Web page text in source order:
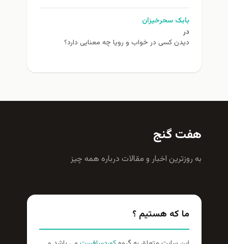
بابک سحرخیزان
در
دیدن کسی در خواب و رویا چه معنایی دارد؟
هفت گنج
به روزترين اخبار و مقالات درباره همه چيز
ما که هستیم ؟